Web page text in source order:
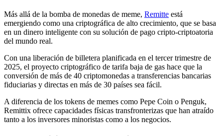
Más allá de la bomba de monedas de meme, Remitte está
emergiendo como una criptográfica de alto crecimiento, que se basa
en un dinero inteligente con su solución de pago cripto-criptoatoria
del mundo real.
Con una liberación de billetera planificada en el tercer trimestre de
2025, el proyecto criptográfico de tarifa baja de gas hace que la
conversión de más de 40 criptomonedas a transferencias bancarias
fiduciarias y directas en más de 30 países sea fácil.
A diferencia de los tokens de memes como Pepe Coin o Penguk,
Remittix ofrece capacidades físicas transfronterizas que han atraído
tanto a los inversores minoristas como a los negocios.